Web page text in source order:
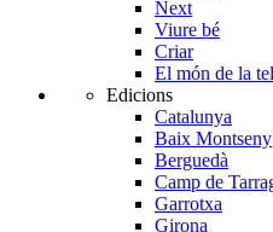
Next
Viure bé
Criar
El món de la
Edicions
Catalunya
Baix Montseny
Berguedà
Camp de
Garrotxa
Girona